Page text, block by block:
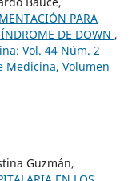
PARA
DE DOWN ,
Vol. 44 Núm. 2
Medicina, Volumen
Guzmán,